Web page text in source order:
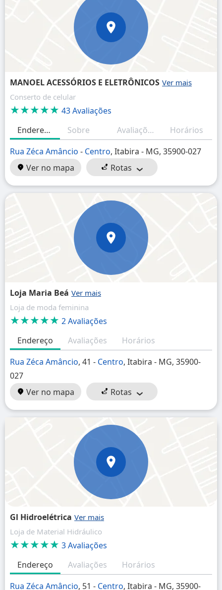
MANOEL ACESSÓRIOS E ELETRÔNICOS
Conserto de celular
★★★★★ 43 Avaliações
Endereço
Sobre Avaliações
Horários
Rua Zéca Amâncio - Centro, Itabira - MG, 35900-027
Ver no mapa
Rotas
Loja Maria Beá
Loja de moda feminina
★★★★★ 2 Avaliações
Endereço
Avaliações
Horários
Rua Zéca Amâncio, 41 - Centro, Itabira - MG, 35900-
027
Ver no mapa
Rotas
Gl Hidroelétrica
Loja de Material Hidráulico
★★★★★ 3 Avaliações
Endereço
Avaliações
Horários
Rua Zéca Amâncio, 51 - Centro, Itabira - MG, 35900-